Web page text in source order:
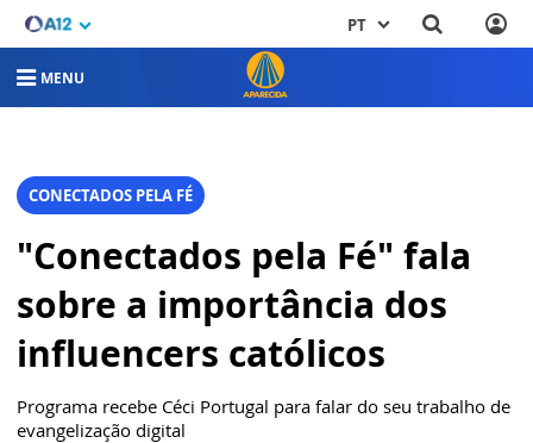
PT
MENU
CONECTADOS PELA FÉ
"Conectados pela Fé" fala
sobre a importância dos
influencers católicos
Programa recebe Céci Portugal para falar do seu trabalho de
evangelização digital